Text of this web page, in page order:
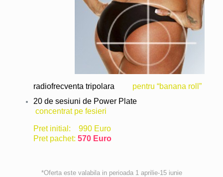
radiofrecventa tripolara pentru “banana roll”
20 de sesiuni de Power Plate
concentrat pe fesieri
Pret initial: 990 Euro
Pret pachet:570 Euro
*Oferta este valabila in perioada 1 aprilie-15 iunie